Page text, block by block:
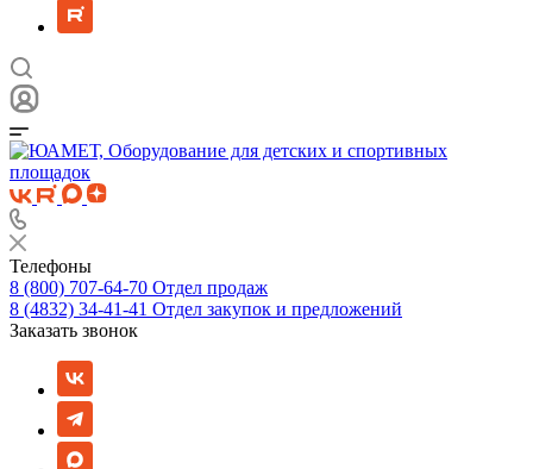
Телефоны
8 (800) 707-64-70 Отдел продаж
8 (4832) 34-41-41 Отдел закупок и предложений
Заказать звонок